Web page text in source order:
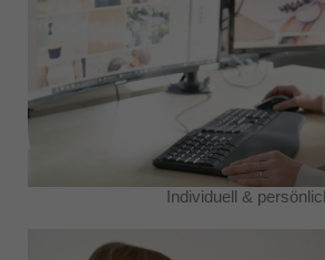
Individuell &